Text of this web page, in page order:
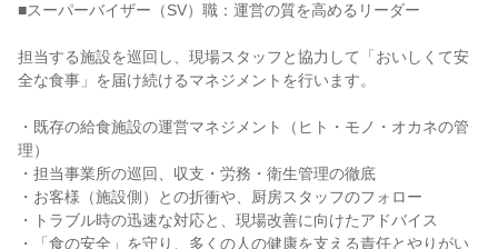
■スーパーバイザー（SV）職：運営の質を高めるリーダー
担当する施設を巡回し、現場スタッフと協力して「おいしくて安
全な食事」を届け続けるマネジメントを行います。
・既存の給食施設の運営マネジメント（ヒト・モノ・オカネの管
理）
・担当事業所の巡回、収支・労務・衛生管理の徹底
・お客様（施設側）との折衝や、厨房スタッフのフォロー
・トラブル時の迅速な対応と、現場改善に向けたアドバイス
・「食の安全」を守り、多くの人の健康を支える責任とやりがい